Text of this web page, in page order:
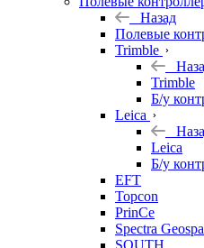
Назад
Полевые
Trimble
Trimble
Б/у
Leica
Leica
Б/у
EFT
Topcon
PrinCe
Spectra
SOUTH